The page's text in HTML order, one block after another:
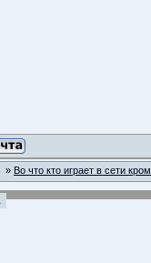
» Во что кто играет в сети